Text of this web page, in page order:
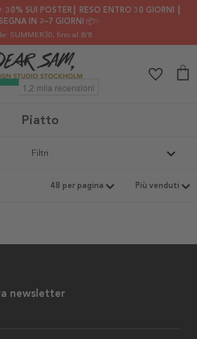
SUI POSTER┃ RESO ENTRO 30 GIORNI ┃
IN 2–7 GIORNI 📦✨
SUMMER30, fino al 8/8
Piatto
Filtri
newsletter